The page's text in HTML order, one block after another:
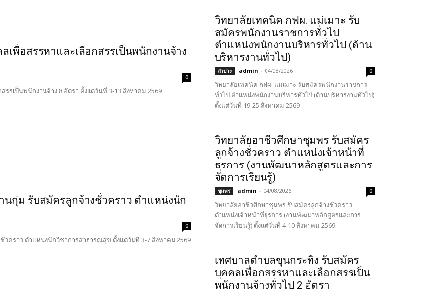
เพื่อสรรหาและเลือกสรรเป็นพนักงานจ้าง
0
รเป็นพนักงานจ้าง 8 อัตรา ตั้งแต่วันที่ 3-13 สิงหาคม 2569
นกุ่ม รับสมัครลูกจ้างชั่วคราว ตำแหน่งนัก
0
คราว ตำแหน่งนักวิชาการสาธารณสุข ตั้งแต่วันที่ 3-7 สิงหาคม 2569
วิทยาลัยเทคนิค กฟผ. แม่เมาะ รับ
สมัครพนักงานราชการทั่วไป
ตำแหน่งพนักงานบริหารทั่วไป (ด้าน
บริหารงานทั่วไป)
ลำปาง admin - 04/08/2026 0
วิทยาลัยเทคนิค กฟผ. แม่เมาะ รับสมัครพนักงานราชการ
ทั่วไป ตำแหน่งพนักงานบริหารทั่วไป (ด้านบริหารงานทั่วไป)
ตั้งแต่วันที่ 19-25 สิงหาคม 2569
วิทยาลัยอาชีวศึกษาชุมพร รับสมัคร
ลูกจ้างชั่วคราว ตำแหน่งเจ้าหน้าที่
ธุรการ (งานพัฒนาหลักสูตรและการ
จัดการเรียนรู้)
ชุมพร admin - 04/08/2026 0
วิทยาลัยอาชีวศึกษาชุมพร รับสมัครลูกจ้างชั่วคราว
ตำแหน่งเจ้าหน้าที่ธุรการ (งานพัฒนาหลักสูตรและการ
จัดการเรียนรู้) ตั้งแต่วันที่ 4-10 สิงหาคม 2569
เทศบาลตำบลขุนกระทิง รับสมัคร
บุคคลเพื่อกสรรหาและเลือกสรรเป็น
พนักงานจ้างทั่วไป 2 อัตรา